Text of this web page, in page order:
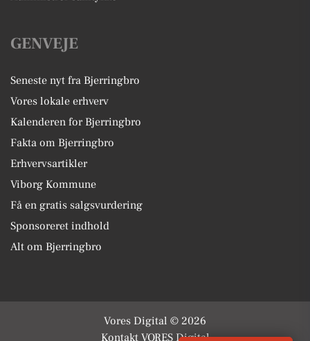
GENVEJE
Seneste nyt fra Bjerringbro
Vores lokale erhverv
Kalenderen for Bjerringbro
Fakta om Bjerringbro
Erhvervsartikler
Viborg Kommune
Få en gratis salgsvurdering
Sponsoreret indhold
Alt om Bjerringbro
Vores Digital © 2026
Kontakt VORES Digital